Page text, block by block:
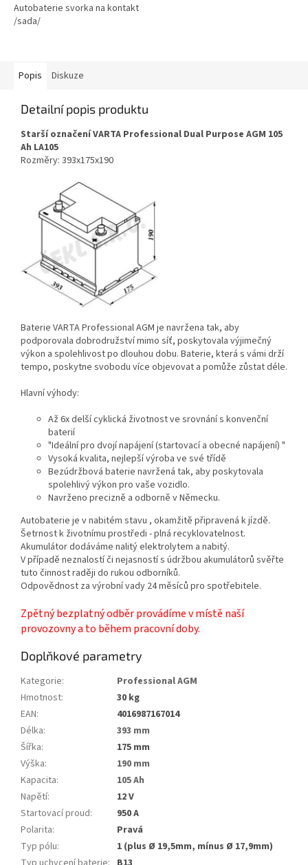
Autobaterie svorka na kontakt
/sada/
Popis Diskuze
Detailní popis produktu
Starší označení VARTA Professional Dual Purpose AGM 105
Ah LA105
Rozměry: 393x175x190
Baterie VARTA Professional AGM je navržena tak, aby
podporovala dobrodružství mimo síť, poskytovala výjimečný
výkon a spolehlivost po dlouhou dobu. Baterie, která s vámi drží
tempo, poskytne svobodu více objevovat a pomůže zůstat déle.​
Hlavní výhody:
Až 6x delší cyklická životnost ve srovnání s konvenční
baterií
"Ideální pro dvojí napájení (startovací a obecné napájení) "
Vysoká kvalita, nejlepší výroba ve své třídě
Bezúdržbová baterie navržená tak, aby poskytovala
spolehlivý výkon pro vaše vozidlo.
Navrženo precizně a odborně v Německu.
Autobaterie je v nabitém stavu , okamžitě připravená k jízdě.
Šetrnost k životnímu prostředi - plná recyklovatelnost.
Akumulátor dodáváme nalitý elektrolytem a nabitý.
V případě neznalostí či nejasností s údržbou akumulátorů svěřte
tuto činnost raději do rukou odborníků.
Odpovědnost za výrobní vady 24 měsíců pro spotřebitele.
Zpětný bezplatný odběr provádíme v místě naší
provozovny a to během pracovní doby.
Doplňkové parametry
Kategorie:
Professional AGM
Hmotnost:
30 kg
EAN:
4016987167014
Délka:
393 mm
Šířka:
175 mm
Výška:
190 mm
Kapacita:
105 Ah
Napětí:
12 V
Startovací proud:
950 A
Polarita:
Pravá
Typ pólu:
1 (plus Ø 19,5mm, mínus Ø 17,9mm)